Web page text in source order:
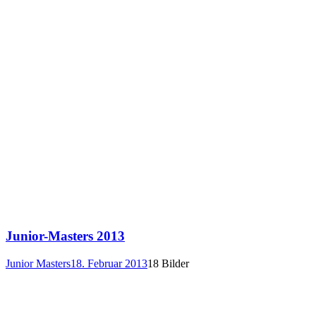
Junior-Masters 2013
Junior Masters18. Februar 201318 Bilder